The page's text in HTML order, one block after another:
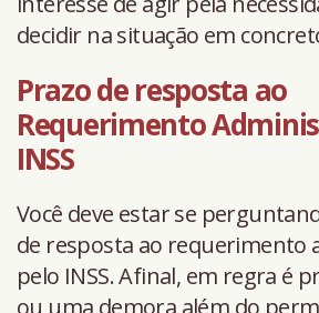
decidir na situação em
Prazo de resposta ao
Requerimento
INSS
Você deve estar se
de resposta ao requerimento
pelo INSS. Afinal, em regra é
ou uma demora além do